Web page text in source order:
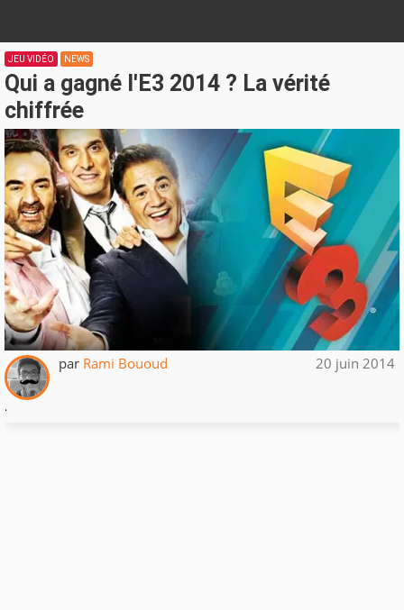
JEU VIDÉO NEWS
Qui a gagné l'E3 2014 ? La vérité
chiffrée
par Rami Bououd 20 juin 2014
.